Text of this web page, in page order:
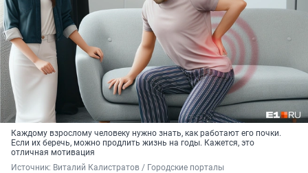
Каждому взрослому человеку нужно знать, как работают его почки.
Если их беречь, можно продлить жизнь на годы. Кажется, это
отличная мотивация
Источник: Виталий Калистратов / Городские порталы